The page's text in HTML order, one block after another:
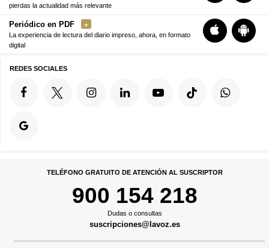
pierdas la actualidad más relevante
Periódico en PDF
La experiencia de lectura del diario impreso, ahora, en formato
digital
REDES SOCIALES
TELÉFONO GRATUITO DE ATENCIÓN AL SUSCRIPTOR
900 154 218
Dudas o consultas
suscripciones@lavoz.es